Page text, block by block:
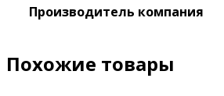
Производитель компания
Похожие товары